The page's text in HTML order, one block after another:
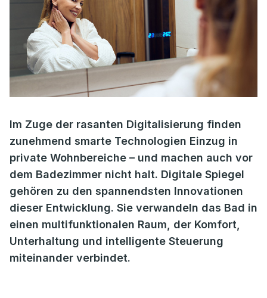
Im Zuge der rasanten Digitalisierung finden
zunehmend smarte Technologien Einzug in
private Wohnbereiche – und machen auch vor
dem Badezimmer nicht halt. Digitale Spiegel
gehören zu den spannendsten Innovationen
dieser Entwicklung. Sie verwandeln das Bad in
einen multifunktionalen Raum, der Komfort,
Unterhaltung und intelligente Steuerung
miteinander verbindet.